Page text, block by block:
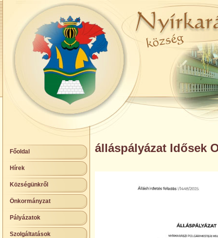
Főoldal
Hírek
Községünkről
Önkormányzat
Pályázatok
Szolgáltatások
álláspályázat Idősek